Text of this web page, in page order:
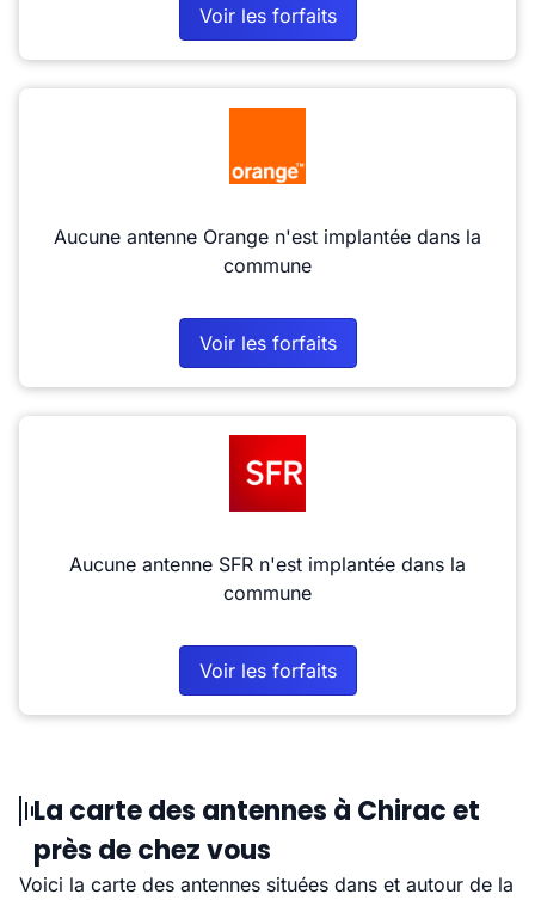
Voir les forfaits
Aucune antenne Orange n'est implantée dans la
commune
Voir les forfaits
Aucune antenne SFR n'est implantée dans la
commune
Voir les forfaits
La carte des antennes à Chirac et
près de chez vous
Voici la carte des antennes situées dans et autour de la